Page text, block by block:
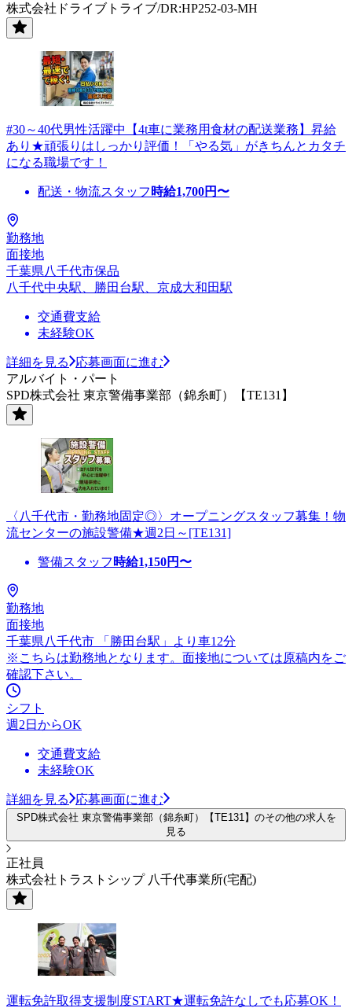
株式会社ドライブトライブ/DR:HP252-03-MH
#30～40代男性活躍中【4t車に業務用食材の配送業務】昇給
あり★頑張りはしっかり評価！「やる気」がきちんとカタチ
になる職場です！
配送・物流スタッフ 時給1,700円〜
勤務地
面接地
千葉県八千代市保品
八千代中央駅、勝田台駅、京成大和田駅
交通費支給
未経験OK
詳細を見る
応募画面に進む
アルバイト・パート
SPD株式会社 東京警備事業部（錦糸町）【TE131】
〈八千代市・勤務地固定◎〉オープニングスタッフ募集！物
流センターの施設警備★週2日～[TE131]
警備スタッフ 時給1,150円〜
勤務地
面接地
千葉県八千代市 「勝田台駅」より車12分
※こちらは勤務地となります。面接地については原稿内をご
確認下さい。
シフト
週2日からOK
交通費支給
未経験OK
詳細を見る 応募画面に進む
SPD株式会社 東京警備事業部（錦糸町）【TE131】のその他の求人を
見る
正社員
株式会社トラストシップ 八千代事業所(宅配)
運転免許取得支援制度START★運転免許なしでも応募OK！